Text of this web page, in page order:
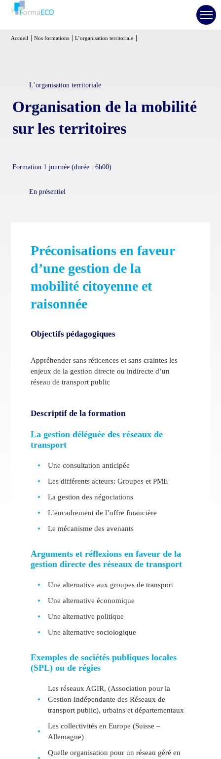
Accueil Nos formations L’organisation territoriale
L’organisation territoriale
Organisation de la mobilité
sur les territoires
Formation 1 journée (durée : 6h00)
En présentiel
Préconisations en faveur
d’une gestion de la
mobilité citoyenne et
raisonnée
Objectifs pédagogiques
Appréhender sans réticences et sans craintes les
enjeux de la gestion directe ou indirecte d’un
réseau de transport public
Descriptif de la formation
La gestion déléguée des réseaux de
transport
Une consultation anticipée
Les différents acteurs: Groupes et PME
La gestion des négociations
L’encadrement de l’offre financière
Le mécanisme des avenants
Arguments et réflexions en faveur de la
gestion directe des réseaux de transport
Une alternative aux groupes de transport
Une alternative économique
Une alternative politique
Une alternative sociologique
Exemples de sociétés publiques locales
(SPL) ou de régies
Les réseaux AGIR, (Association pour la
Gestion Indépendante des Réseaux de
transport public), urbains et départementaux
Les collectivités en Europe (Suisse –
Allemagne)
Quelle organisation pour un réseau géré en